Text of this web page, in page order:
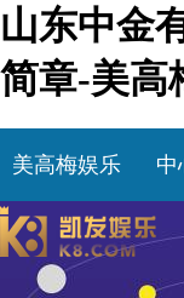
山东中金
简章-美高
美高梅娱乐 中